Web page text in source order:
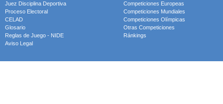
Juez Disciplina Deportiva
Proceso Electoral
CELAD
Glosario
Reglas de Juego - NIDE
Aviso Legal
Competiciones Europeas
Competiciones Mundiales
Competiciones Olímpicas
Otras Competiciones
Ránkings